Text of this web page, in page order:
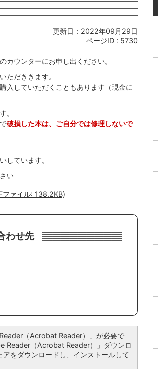
更新日：2022年09月29日
ページID : 5730
カウンターにお申し出ください。
ただききます。
入していただくこともあります（現金に
。
破損した本は、ご自分では修理しないで
しています。
い
ファイル: 138.2KB)
わせ先
（Acrobat Reader）」が必要で
Reader（Acrobat Reader）」ダウンロ
をダウンロードし、インストールして